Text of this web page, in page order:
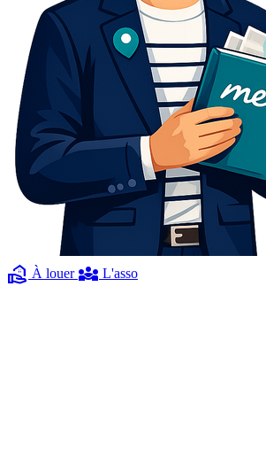
real_estate_agent À louer diversity_3 L'asso